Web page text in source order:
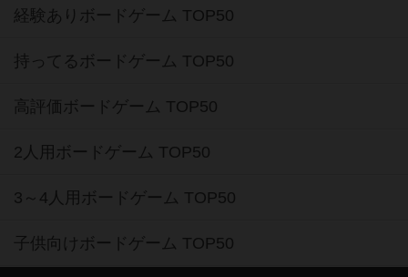
経験ありボードゲーム TOP50
持ってるボードゲーム TOP50
高評価ボードゲーム TOP50
2人用ボードゲーム TOP50
3～4人用ボードゲーム TOP50
子供向けボードゲーム TOP50